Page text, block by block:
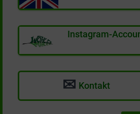
Instagram-
✉ Kontakt